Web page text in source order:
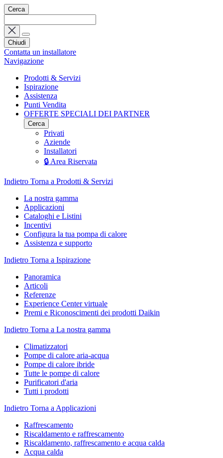
Cerca
Chiudi
Contatta un installatore
Navigazione
Prodotti & Servizi
Ispirazione
Assistenza
Punti Vendita
OFFERTE SPECIALI DEI PARTNER
Cerca
Privati
Aziende
Installatori
🔒 Area Riservata
Indietro Torna a Prodotti & Servizi
La nostra gamma
Applicazioni
Cataloghi e Listini
Incentivi
Configura la tua pompa di calore
Assistenza e supporto
Indietro Torna a Ispirazione
Panoramica
Articoli
Referenze
Experience Center virtuale
Premi e Riconoscimenti dei prodotti Daikin
Indietro Torna a La nostra gamma
Climatizzatori
Pompe di calore aria-acqua
Pompe di calore ibride
Tutte le pompe di calore
Purificatori d'aria
Tutti i prodotti
Indietro Torna a Applicazioni
Raffrescamento
Riscaldamento e raffrescamento
Riscaldamento, raffrescamento e acqua calda
Acqua calda